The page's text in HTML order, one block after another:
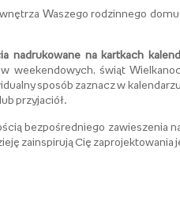
Waszego rodzinnego
nadrukowane na kartkach
weekendowych, świąt
sposób zaznacz w kalendarzu
przyjaciół.
bezpośredniego zawieszenia
zainspirują Cię